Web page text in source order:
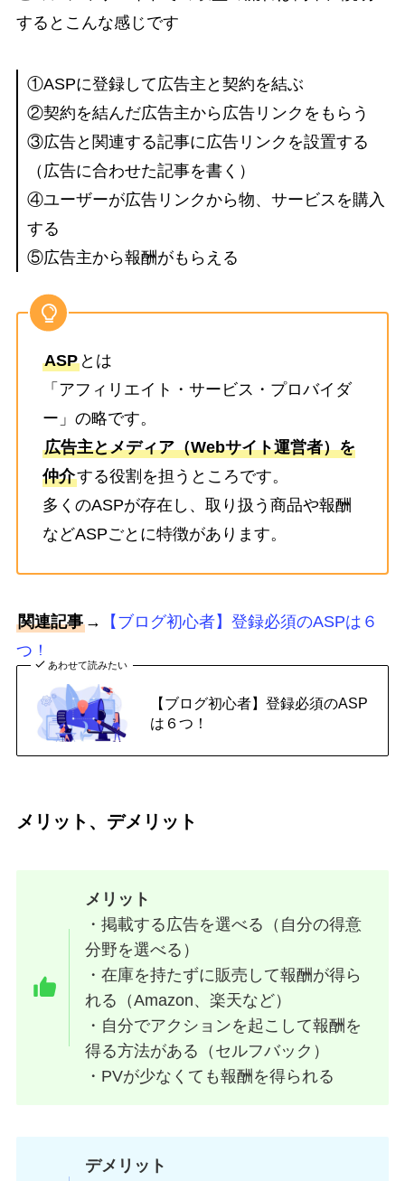
するとこんな感じです
①ASPに登録して広告主と契約を結ぶ
②契約を結んだ広告主から広告リンクをもらう
③広告と関連する記事に広告リンクを設置する
（広告に合わせた記事を書く）
④ユーザーが広告リンクから物、サービスを購入
する
⑤広告主から報酬がもらえる
ASPとは
「アフィリエイト・サービス・プロバイダ
ー」の略です。
広告主とメディア（Webサイト運営者）を
仲介する役割を担うところです。
多くのASPが存在し、取り扱う商品や報酬
などASPごとに特徴があります。
関連記事→
【ブログ初心者】登録必須のASPは６
つ！
あわせて読みたい
【ブログ初心者】登録必須のASP
は６つ！
メリット、デメリット
メリット
・掲載する広告を選べる（自分の得意
分野を選べる）
・在庫を持たずに販売して報酬が得ら
れる（Amazon、楽天など）
・自分でアクションを起こして報酬を
得る方法がある（セルフバック）
・PVが少なくても報酬を得られる
デメリット